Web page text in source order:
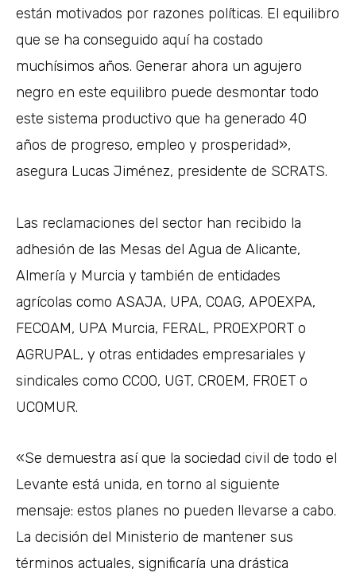
están motivados por razones políticas. El equilibro
que se ha conseguido aquí ha costado
muchísimos años. Generar ahora un agujero
negro en este equilibro puede desmontar todo
este sistema productivo que ha generado 40
años de progreso, empleo y prosperidad»,
asegura Lucas Jiménez, presidente de SCRATS.
Las reclamaciones del sector han recibido la
adhesión de las Mesas del Agua de Alicante,
Almería y Murcia y también de entidades
agrícolas como ASAJA, UPA, COAG, APOEXPA,
FECOAM, UPA Murcia, FERAL, PROEXPORT o
AGRUPAL, y otras entidades empresariales y
sindicales como CCOO, UGT, CROEM, FROET o
UCOMUR.
«Se demuestra así que la sociedad civil de todo el
Levante está unida, en torno al siguiente
mensaje: estos planes no pueden llevarse a cabo.
La decisión del Ministerio de mantener sus
términos actuales, significaría una drástica